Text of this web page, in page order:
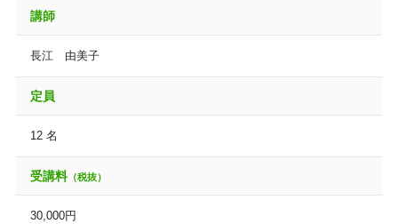
講師
長江 由美子
定員
12 名
受講料（税抜）
30,000円